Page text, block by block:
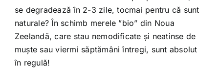
se degradează în 2-3 zile, tocmai pentru că sunt
naturale? În schimb merele ”bio” din Noua
Zeelandă, care stau nemodificate și neatinse de
muște sau viermi săptămâni întregi, sunt absolut
în regulă!